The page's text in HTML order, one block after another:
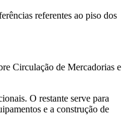
referentes ao piso dos
Circulação de Mercadorias e
O restante serve para
e a construção de